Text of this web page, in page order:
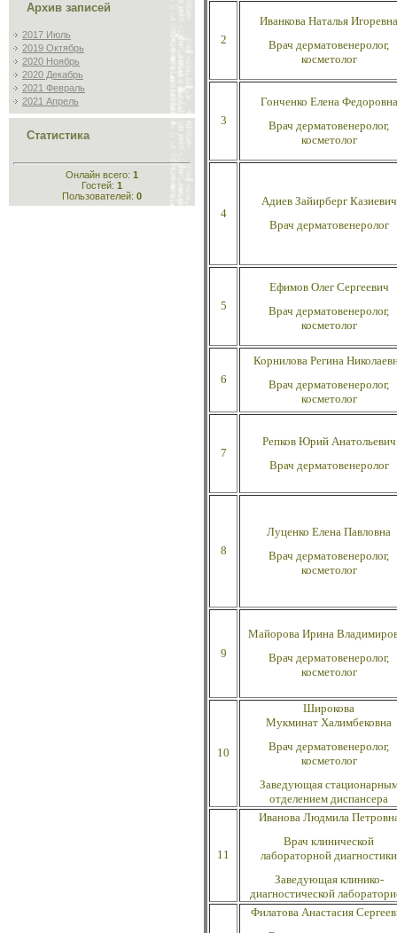
Архив записей
2017 Июль
2019 Октябрь
2020 Ноябрь
2020 Декабрь
2021 Февраль
2021 Апрель
Статистика
Онлайн всего: 1
Гостей: 1
Пользователей: 0
2
Иванкова Наталья Игоревна
Врач дерматовенеролог,
косметолог
3
Гонченко Елена Федоровна
Врач дерматовенеролог,
косметолог
4
Адиев Зайирберг Казиевич
Врач дерматовенеролог
5
Ефимов Олег Сергеевич
Врач дерматовенеролог,
косметолог
6
Корнилова Регина
Врач дерматовенеролог,
косметолог
7
Репков Юрий Анатольевич
Врач дерматовенеролог
8
Луценко Елена Павловна
Врач дерматовенеролог,
косметолог
9
Майорова Ирина
Врач дерматовенеролог,
косметолог
10
Широкова
Мукминат Халимбековна
Врач дерматовенеролог,
косметолог
Заведующая
отделением диспансера
11
Иванова Людмила
Врач клинической
лабораторной диагностики
Заведующая клинико-
диагностической
Филатова Анастасия